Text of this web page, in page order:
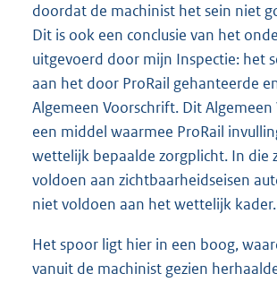
doordat de machinist het sein niet
Dit is ook een conclusie van het
uitgevoerd door mijn Inspectie: het
aan het door ProRail gehanteerde
Algemeen Voorschrift. Dit
een middel waarmee ProRail
wettelijk bepaalde zorgplicht. In die
voldoen aan zichtbaarheidseisen
niet voldoen aan het wettelijk kader.
Het spoor ligt hier in een boog,
vanuit de machinist gezien